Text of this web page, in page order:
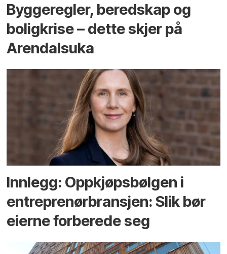
Bygge­regler, beredskap og
bolig­krise – dette skjer på
Arendals­uka
Innlegg: Oppkjøps­bølgen i
entreprenør­bransjen: Slik bør
eierne forberede seg